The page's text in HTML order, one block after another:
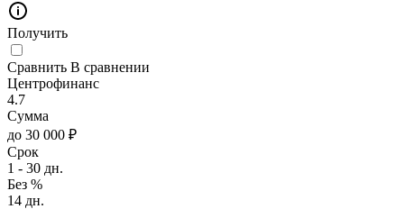
Получить
Сравнить В сравнении
Центрофинанс
4.7
Сумма
до 30 000 ₽
Срок
1 - 30 дн.
Без %
14 дн.